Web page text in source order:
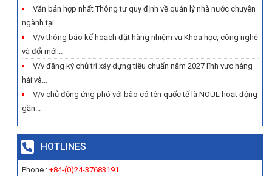
Văn bản hợp nhất Thông tư quy định về quản lý nhà nước chuyên
ngành tại...
V/v thông báo kế hoạch đặt hàng nhiệm vụ Khoa học, công nghệ
và đổi mới...
V/v đăng ký chủ trì xây dựng tiêu chuẩn năm 2027 lĩnh vực hàng
hải và...
V/v chủ động ứng phó với bão có tên quốc tế là NOUL hoạt động
gần...
HOTLINES
Phone : +84-(0)24-37683191